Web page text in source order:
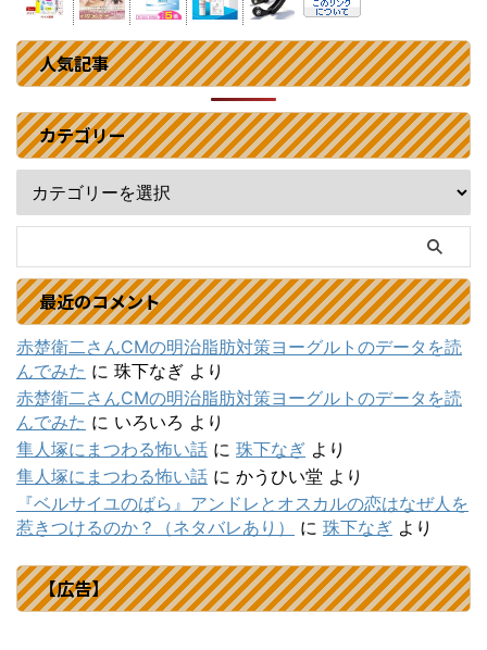
人気記事
カテゴリー
最近のコメント
赤楚衛二さんCMの明治脂肪対策ヨーグルトのデータを読
んでみた に 珠下なぎ より
赤楚衛二さんCMの明治脂肪対策ヨーグルトのデータを読
んでみた に いろいろ より
隼人塚にまつわる怖い話 に 珠下なぎ より
隼人塚にまつわる怖い話 に かうひい堂 より
『ベルサイユのばら』アンドレとオスカルの恋はなぜ人を
惹きつけるのか？（ネタバレあり）
に 珠下なぎ より
【広告】